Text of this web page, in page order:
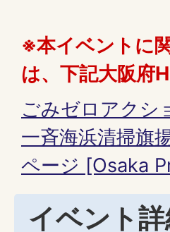
※本イベントに
は、下記大阪府
ごみゼロアクシ
一斉海浜清掃旗
ページ [Osaka
イベント